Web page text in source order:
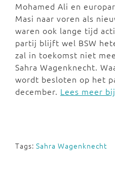
Mohamed Ali en
Masi naar voren als
waren ook lange tijd
partij blijft wel BSW
zal in toekomst niet
Sahra Wagenknecht.
wordt besloten op het
december. Lees meer
Tags: Sahra Wagenknecht